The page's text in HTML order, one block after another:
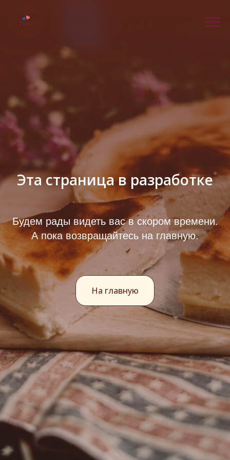
Эта страница в разработке
Будем рады видеть вас в скором времени.
А пока возвращайтесь на главную.
На главную